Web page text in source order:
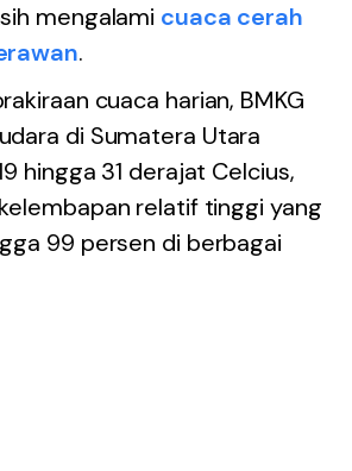
mengalami cuaca cerah
.
cuaca harian, BMKG
di Sumatera Utara
hingga 31 derajat Celcius,
relatif tinggi yang
99 persen di berbagai